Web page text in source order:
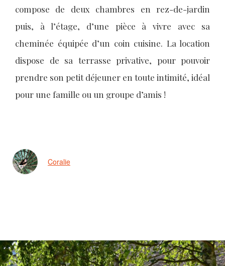
compose de deux chambres en rez-de-jardin
puis, à l’étage, d’une pièce à vivre avec sa
cheminée équipée d’un coin cuisine. La location
dispose de sa terrasse privative, pour pouvoir
prendre son petit déjeuner en toute intimité, idéal
pour une famille ou un groupe d’amis !
Coralie